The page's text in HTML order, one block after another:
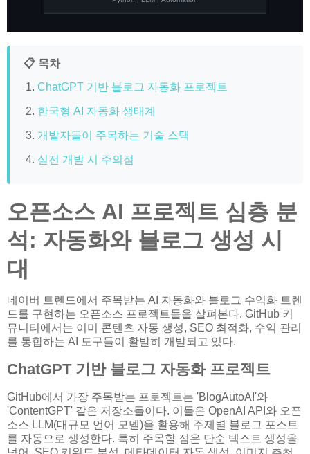
📋 목차
ChatGPT 기반 블로그 자동화 프로젝트
한국형 AI 자동화 생태계
개발자들이 주목하는 기술 스택
실전 개발 시 주의점
오픈소스 AI 프로젝트 심층 분
석: 자동화와 블로그 생성 시
대
네이버 트렌드에서 주목받는 AI 자동화와 블로그 수익화 트렌
드를 구현하는 오픈소스 프로젝트들을 살펴본다. GitHub 커
뮤니티에서는 이미 콘텐츠 자동 생성, SEO 최적화, 수익 관리
를 통합하는 AI 도구들이 활발히 개발되고 있다.
ChatGPT 기반 블로그 자동화 프로젝트
GitHub에서 가장 주목받는 프로젝트는 'BlogAutoAI'와
'ContentGPT' 같은 저장소들이다. 이들은 OpenAI API와 오픈
소스 LLM(대규모 언어 모델)을 활용해 주제별 블로그 포스트
를 자동으로 생성한다. 특히 주목할 점은 단순 텍스트 생성을